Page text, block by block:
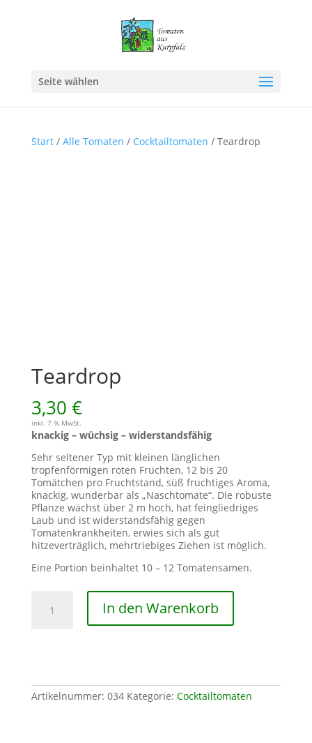
Seite wählen
Start/ Alle Tomaten / Cocktailtomaten / Teardrop
Teardrop
3,30 €
inkl. 7 % MwSt.
knackig – wüchsig – widerstandsfähig
Sehr seltener Typ mit kleinen länglichen
tropfenförmigen roten Früchten, 12 bis 20
Tomätchen pro Fruchtstand, süß fruchtiges Aroma,
knackig, wunderbar als „Naschtomate“. Die robuste
Pflanze wächst über 2 m hoch, hat feingliedriges
Laub und ist widerstandsfähig gegen
Tomatenkrankheiten, erwies sich als gut
hitzeverträglich, mehrtriebiges Ziehen ist möglich.
Eine Portion beinhaltet 10 – 12 Tomatensamen.
Menge
In den Warenkorb
Artikelnummer: 034 Kategorie: Cocktailtomaten